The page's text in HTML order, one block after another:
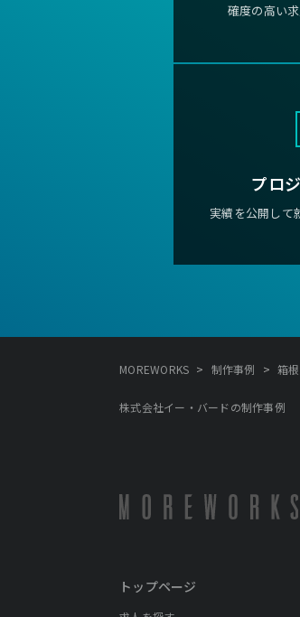
確度の高い
プロ
実績を公開して
MOREWORKS > 制作事例 > 箱
株式会社イー・バードの制作事例
トップページ